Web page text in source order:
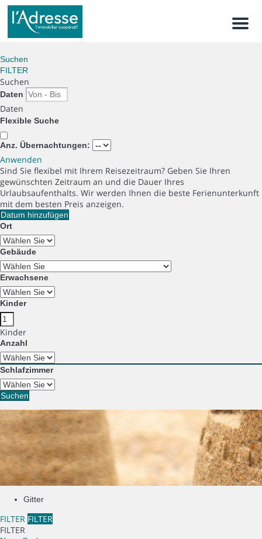
Menu
Suchen
FILTER
Suchen
Daten
Daten
Flexible Suche
Anz. Übernachtungen:
Anwenden
Sind Sie flexibel mit Ihrem Reisezeitraum? Geben Sie Ihren
gewünschten Zeitraum an und die Dauer Ihres
Urlaubsaufenthalts. Wir werden Ihnen die beste Ferienunterkunft
mit dem besten Preis anzeigen.
Datum hinzufügen
Ort
Gebäude
Erwachsene
Kinder
Kinder
Anzahl
Schlafzimmer
Suchen
Gitter
FILTER FILTER
FILTER